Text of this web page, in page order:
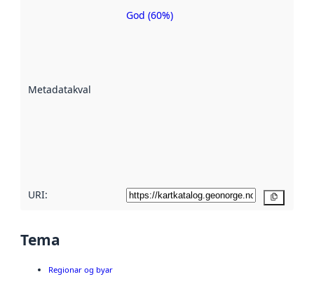
Metadatakvalitet
Metadatakvalitet
God (60%)
URI:
Tema
Regionar og byar